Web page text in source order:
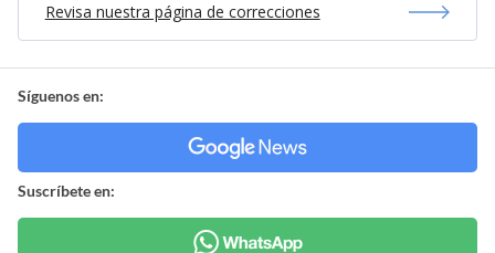
Revisa nuestra página de correcciones
Síguenos en:
Suscríbete en: